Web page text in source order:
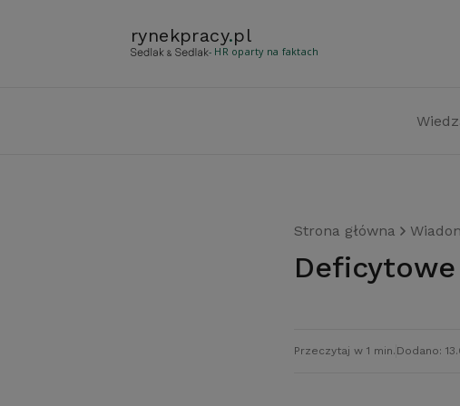
rynekpracy.pl
- HR oparty na faktach
Strona główna
Przeczytaj w 1 min. Dodano: